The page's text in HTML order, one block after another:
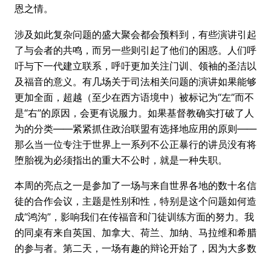
恩之情。
涉及如此复杂问题的盛大聚会都会预料到，有些演讲引起
了与会者的共鸣，而另一些则引起了他们的困惑。人们呼
吁与下一代建立联系，呼吁更加关注门训、领袖的圣洁以
及福音的意义。有几场关于司法相关问题的演讲如果能够
更加全面，超越（至少在西方语境中）被标记为“左”而不
是“右”的原因，会更有说服力。如果基督教确实打破了人
为的分类——紧紧抓住政治联盟有选择地应用的原则——
那么当一位专注于世界上一系列不公正暴行的讲员没有将
堕胎视为必须指出的重大不公时，就是一种失职。
本周的亮点之一是参加了一场与来自世界各地的数十名信
徒的合作会议，主题是性别和性，特别是这个问题如何造
成“鸿沟”，影响我们在传福音和门徒训练方面的努力。我
的同桌有来自英国、加拿大、荷兰、加纳、马拉维和希腊
的参与者。第二天，一场有趣的辩论开始了，因为大多数